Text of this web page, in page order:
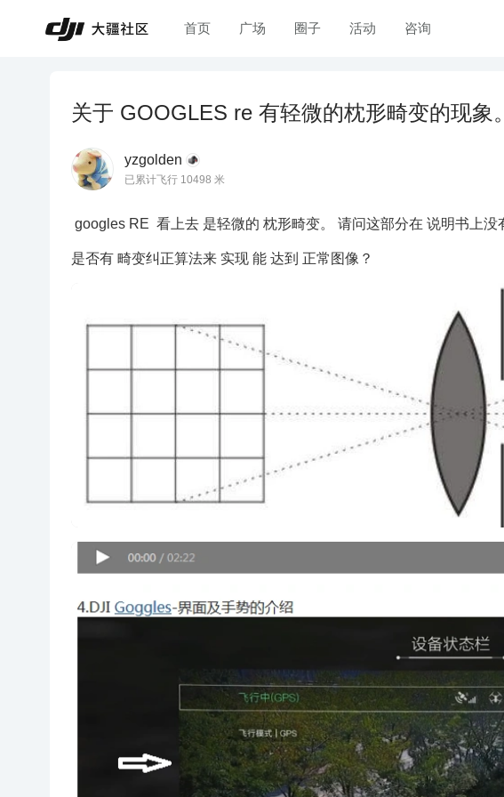
首页 广场 圈子 活动 咨询
关于 GOOGLES re 有轻微的枕形畸变的现象。
yzgolden
已累计飞行 10498 米
是否有 畸变纠正算法来 实现 能 达到 正常图像？